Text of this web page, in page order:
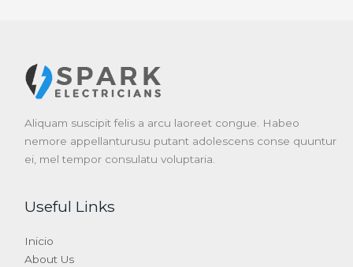
Aliquam suscipit felis a arcu laoreet congue. Habeo
nemore appellanturusu putant adolescens conse quuntur
ei, mel tempor consulatu voluptaria.
Useful Links
Inicio
About Us